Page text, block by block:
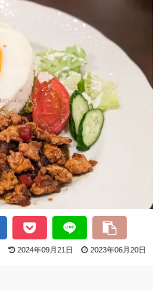
2024年09月21日 2023年06月20日